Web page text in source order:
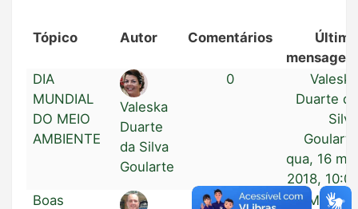
Tópico Autor Comentários
Última
mensagem
DIA
MUNDIAL
DO MEIO
AMBIENTE
Valeska
Duarte
da Silva
Goularte
0
Valeska
Duarte da
Silva
Goularte
qua, 16 mai
2018, 10:01
Boas
0
Marcelo